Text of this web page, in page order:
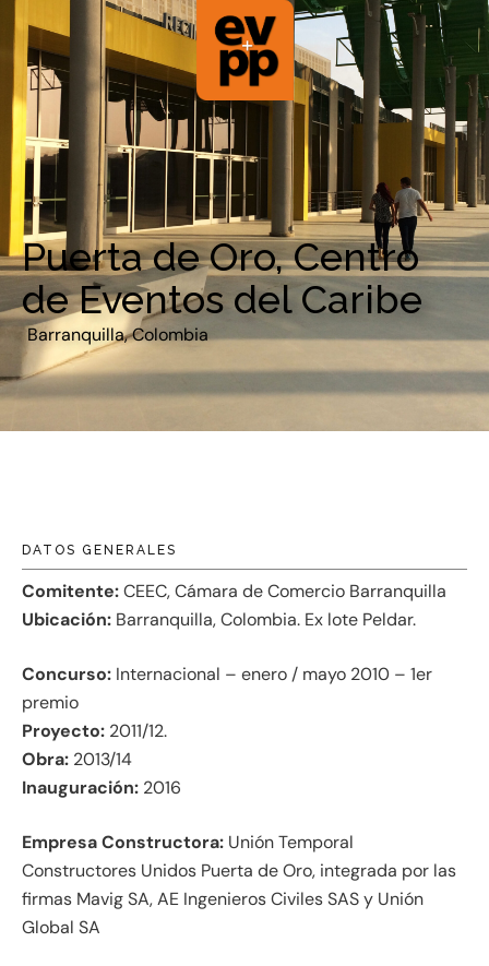
Puerta de Oro, Centro
de Eventos del Caribe
Barranquilla, Colombia
DATOS GENERALES
Comitente:CEEC, Cámara de Comercio Barranquilla
Ubicación: Barranquilla, Colombia. Ex lote Peldar.
Concurso: Internacional – enero / mayo 2010 – 1er
premio
Proyecto: 2011/12.
Obra: 2013/14
Inauguración: 2016
Empresa Constructora: Unión Temporal
Constructores Unidos Puerta de Oro, integrada por las
firmas Mavig SA, AE Ingenieros Civiles SAS y Unión
Global SA